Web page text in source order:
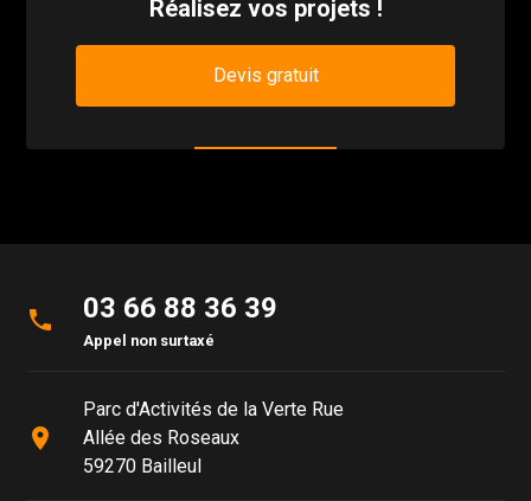
Réalisez vos projets !
Devis gratuit
phone 03 66 88 36 39
Appel non surtaxé
place
Parc d'Activités de la Verte Rue
Allée des Roseaux
59270 Bailleul